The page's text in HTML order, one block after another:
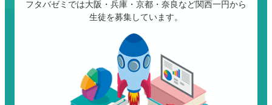
フタバゼミでは大阪・兵庫・京都・奈良など関西一円から
生徒を募集しています。